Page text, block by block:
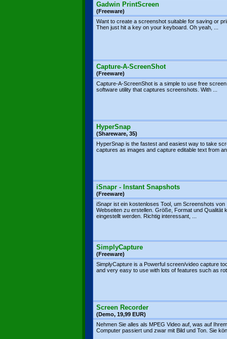
Gadwin PrintScreen
(Freeware)
Want to create a screenshot suitable for saving or
Then just hit a key on your keyboard. Oh yeah, ...
Capture-A-ScreenShot
(Freeware)
Capture-A-ScreenShot is a simple to use free
software utility that captures screenshots. With ...
HyperSnap
(Shareware, 35)
HyperSnap is the fastest and easiest way to take
captures as images and capture editable text from
iSnapr - Instant Snapshots
(Freeware)
iSnapr ist ein kostenloses Tool, um Screenshots von
Webseiten zu erstellen. Größe, Format und Qualität
eingestellt werden. Richtig interessant, ...
SimplyCapture
(Freeware)
SimplyCapture is a Powerful screen/video capture
and very easy to use with lots of features such as
Screen Recorder
(Demo, 19,99 EUR)
Nehmen Sie alles als MPEG Video auf, was auf Ihrem
Computer passiert und zwar mit Bild und Ton. Sie